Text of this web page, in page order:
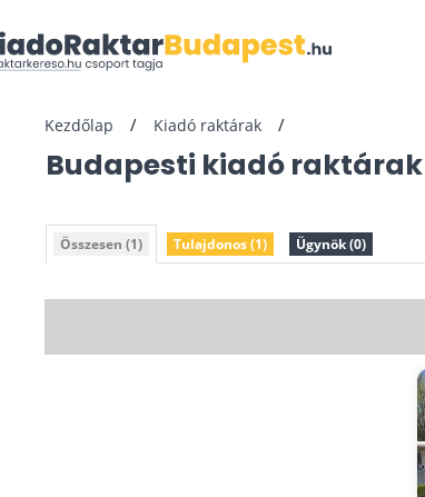
Kezdőlap Kiadó raktárak
Budapesti kiadó raktárak
Összesen (1) Tulajdonos (1) Ügynök (0)